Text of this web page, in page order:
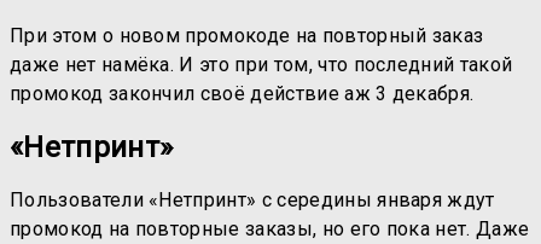
При этом о новом промокоде на повторный заказ
даже нет намёка. И это при том, что последний такой
промокод закончил своё действие аж 3 декабря.
«Нетпринт»
Пользователи «Нетпринт» с середины января ждут
промокод на повторные заказы, но его пока нет. Даже